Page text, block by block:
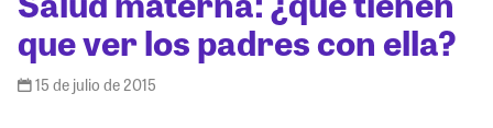
que ver los padres con ella?
15 de julio de 2015